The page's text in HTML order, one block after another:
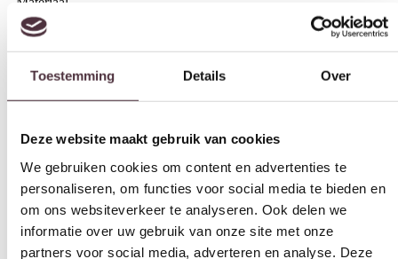
Deze website maakt gebruik van cookies
We gebruiken cookies om content en advertenties te
om ons websiteverkeer te analyseren. Ook delen we
informatie over uw gebruik van onze site met onze
partners voor social media, adverteren en analyse. Deze
partners kunnen deze gegevens combineren met andere
informatie die u aan ze heeft verstrekt of die ze hebben
verzameld op basis van uw gebruik van hun services.
Mangohout
Kleur
gebroken wit
Gemonteerd geleverd
Nee (handgrepen en/of poten nog monteren)
Geadviseerd onderhoudsmiddel
Matt Polish Care Kit